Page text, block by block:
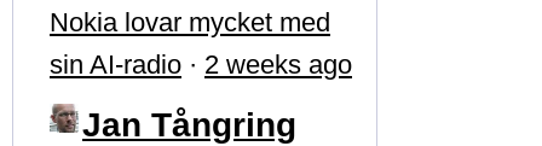
Nokia lovar mycket med
sin AI-radio · 2 weeks ago
Jan Tångring